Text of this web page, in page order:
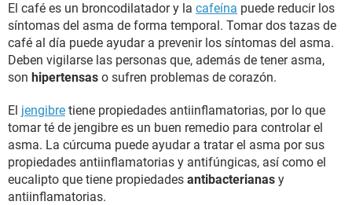
El café es un broncodilatador y la cafeína puede reducir los
síntomas del asma de forma temporal. Tomar dos tazas de
café al día puede ayudar a prevenir los síntomas del asma.
Deben vigilarse las personas que, además de tener asma,
son hipertensas o sufren problemas de corazón.
El jengibre tiene propiedades antiinflamatorias, por lo que
tomar té de jengibre es un buen remedio para controlar el
asma. La cúrcuma puede ayudar a tratar el asma por sus
propiedades antiinflamatorias y antifúngicas, así como el
eucalipto que tiene propiedades antibacterianas y
antiinflamatorias.